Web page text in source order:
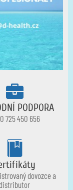
PODPORA
725 450 656
dovozce a
distributor